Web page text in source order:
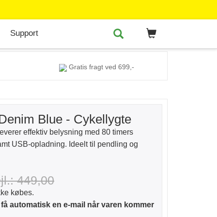
Support
Gratis fragt ved 699,-
Blue - Cykellygte
effektiv belysning med 80 timers
USB-opladning. Ideelt til pendling og
449,00
købes.
automatisk en e-mail når varen kommer